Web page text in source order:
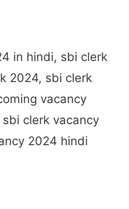
in hindi, sbi clerk
2024, sbi clerk
vacancy
sbi clerk vacancy
2024 hindi